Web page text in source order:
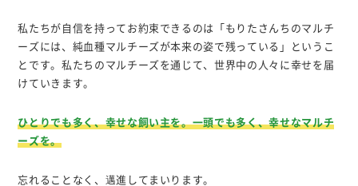
私たちが自信を持ってお約束できるのは「もりたさんちのマルチ
ーズには、純血種マルチーズが本来の姿で残っている」というこ
とです。私たちのマルチーズを通じて、世界中の人々に幸せを届
けていきます。
ひとりでも多く、幸せな飼い主を。一頭でも多く、幸せなマルチ
ーズを。
忘れることなく、邁進してまいります。